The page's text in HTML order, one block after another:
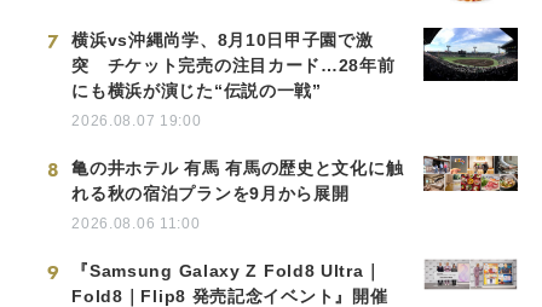
7
横浜vs沖縄尚学、8月10日甲子園で激
突 チケット完売の注目カード…28年前
にも横浜が演じた“伝説の一戦”
2026.08.07 19:00
8
亀の井ホテル 有馬 有馬の歴史と文化に触
れる秋の宿泊プランを9月から展開
2026.08.06 11:00
9
『Samsung Galaxy Z Fold8 Ultra｜
Fold8｜Flip8 発売記念イベント』開催